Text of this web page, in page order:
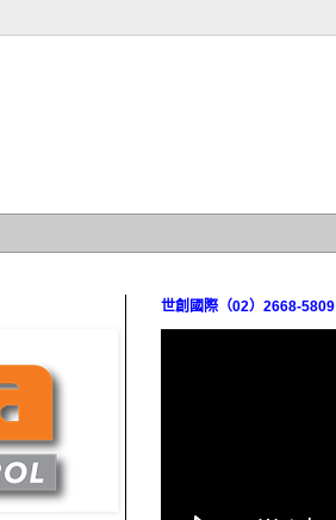
世創國際（02）2668-5809